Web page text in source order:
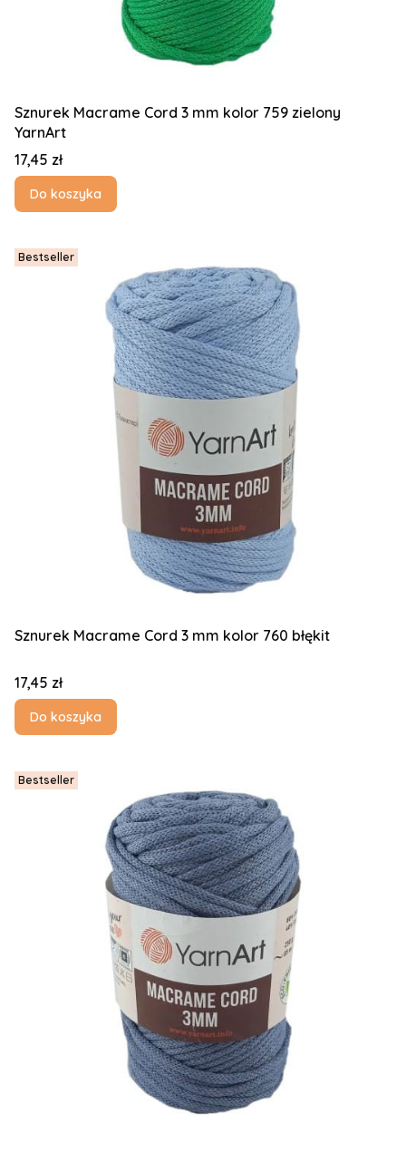
Sznurek Macrame Cord 3 mm kolor 759 zielony
YarnArt
Cena
17,45 zł
Do koszyka
Bestseller
Sznurek Macrame Cord 3 mm kolor 760 błękit
Cena
17,45 zł
Do koszyka
Bestseller